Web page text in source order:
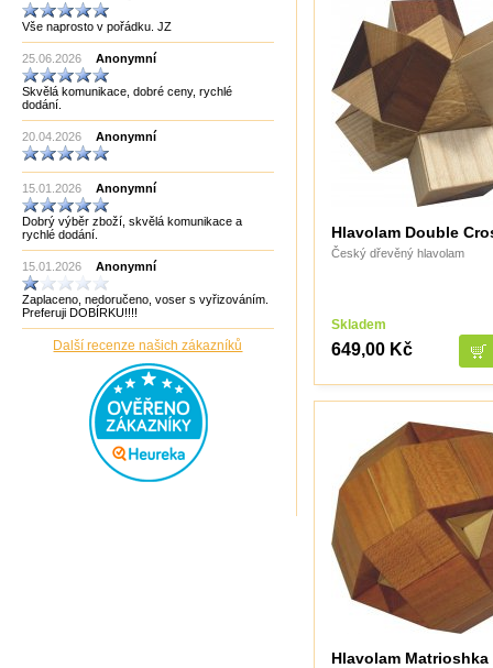
Hlavolam Double
Český dřevěný hlavolam
Skladem
649,00 Kč
Hlavolam Matrioshka
Manopoulos
MF3
mf8
MoYu
Německo
Německo Bartl
Německo HCM
New Pelikan
Old Pelikan
Out of the blue
Philos
Piatnik
Puzzle Master Kanada
QiYi
RADEMIC
Recent Toys
Robetoy
Robetoy,Bartl
Rubiks
Rumunsko
ShengShou)
Sonic Games
Speedstack USA
Vše naprosto v pořádku. JZ
25.06.2026 Anonymní
Skvělá komunikace, dobré ceny, rychlé
dodání.
20.04.2026 Anonymní
15.01.2026 Anonymní
Dobrý výběr zboží, skvělá komunikace a
rychlé dodání.
15.01.2026 Anonymní
Zaplaceno, nedoručeno, voser s vyřizováním.
Preferuji DOBÍRKU!!!!
Další recenze našich zákazníků